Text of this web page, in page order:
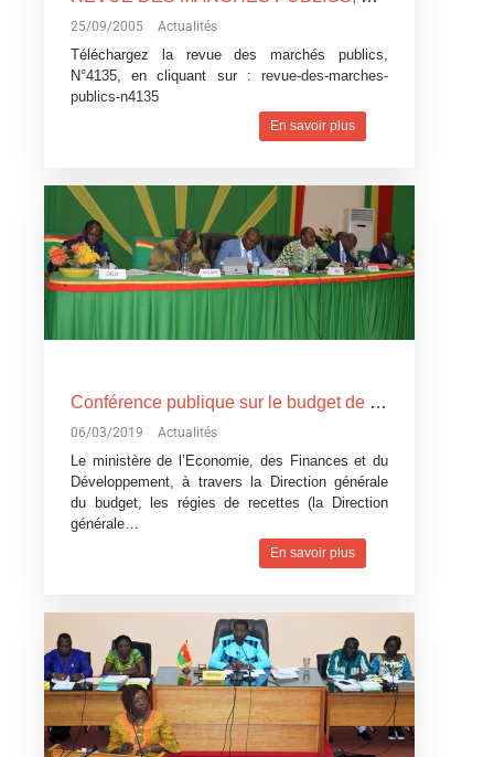
25/09/2005 Actualités
Téléchargez la revue des marchés publics,
N°4135, en cliquant sur : revue-des-marches-
publics-n4135
En savoir plus
Conférence publique sur le budget de l’Etat, exercice 2019: Devoir de transparence vis-à-vis des citoyens burkinabè
06/03/2019 Actualités
Le ministère de l’Economie, des Finances et du
Développement, à travers la Direction générale
du budget, les régies de recettes (la Direction
générale…
En savoir plus